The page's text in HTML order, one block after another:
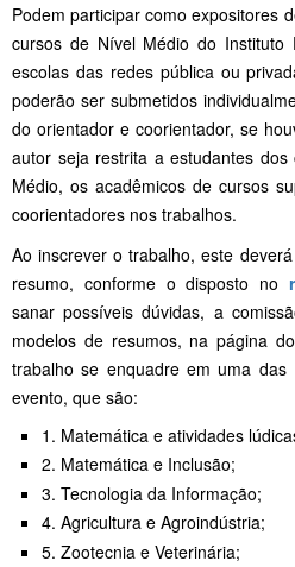
Podem participar como expositores
cursos de Nível Médio do
escolas das redes pública ou
poderão ser submetidos
do orientador e coorientador, se
autor seja restrita a estudantes
Médio, os acadêmicos de cursos
coorientadores nos trabalhos.
Ao inscrever o trabalho, este
resumo, conforme o disposto no
sanar possíveis dúvidas, a
modelos de resumos, na página
trabalho se enquadre em uma das
evento, que são:
1. Matemática e atividades
2. Matemática e Inclusão;
3. Tecnologia da Informação;
4. Agricultura e Agroindústria;
5. Zootecnia e Veterinária;